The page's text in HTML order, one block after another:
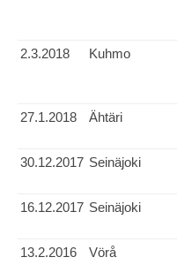
2.3.2018
Kuhmo
27.1.2018
Ähtäri
30.12.2017 Seinäjoki
16.12.2017 Seinäjoki
13.2.2016 Vörå